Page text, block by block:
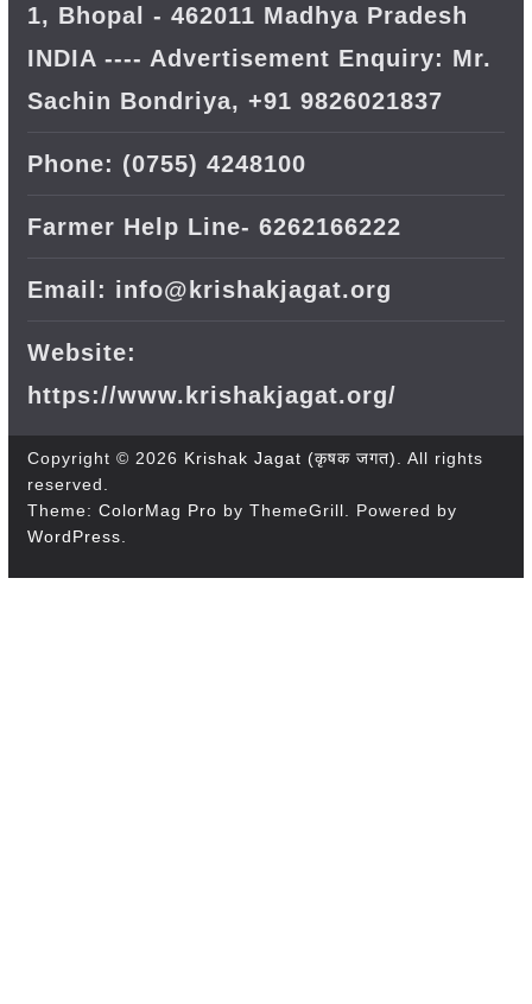
1, Bhopal - 462011 Madhya Pradesh
INDIA ---- Advertisement Enquiry: Mr.
Sachin Bondriya, +91 9826021837
Phone: (0755) 4248100
Farmer Help Line- 6262166222
Email: info@krishakjagat.org
Website:
https://www.krishakjagat.org/
Copyright © 2026 Krishak Jagat (कृषक जगत)
. All rights
reserved.
Theme: ColorMag Pro by ThemeGrill. Powered by
WordPress